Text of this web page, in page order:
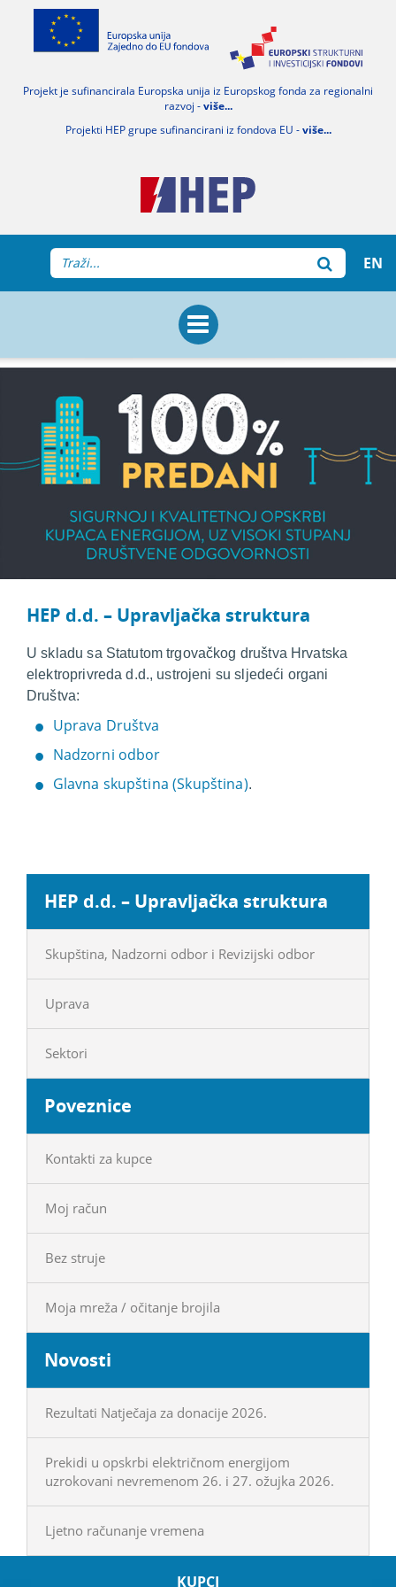
Projekt je sufinancirala Europska unija iz Europskog fonda za regionalni
razvoj -više...
Projekti HEP grupe sufinancirani iz fondova EU -više...
EN
HEP d.d. – Upravljačka struktura
U skladu sa Statutom trgovačkog društva Hrvatska
elektroprivreda d.d., ustrojeni su sljedeći organi
Društva:
Uprava Društva
Nadzorni odbor
Glavna skupština (Skupština).
HEP d.d. – Upravljačka struktura
Skupština, Nadzorni odbor i Revizijski odbor
Uprava
Sektori
Poveznice
Kontakti za kupce
Moj račun
Bez struje
Moja mreža / očitanje brojila
Novosti
Rezultati Natječaja za donacije 2026.
Prekidi u opskrbi električnom energijom
uzrokovani nevremenom 26. i 27. ožujka 2026.
Ljetno računanje vremena
KUPCI